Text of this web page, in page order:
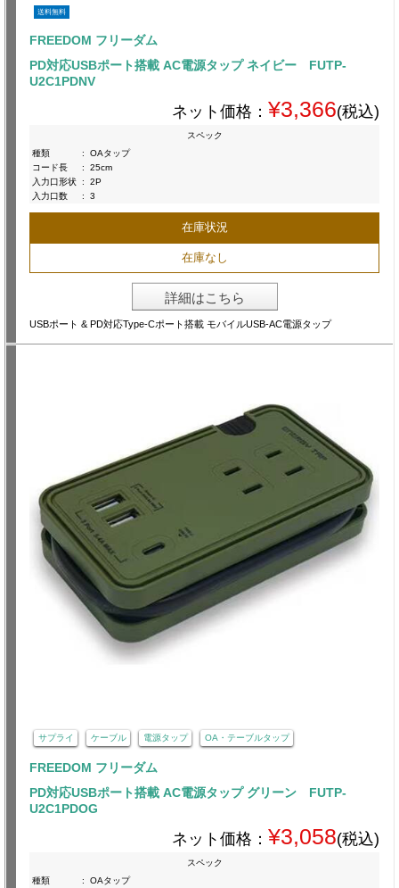
送料無料
FREEDOM フリーダム
PD対応USBポート搭載 AC電源タップ ネイビー FUTP-
U2C1PDNV
ネット価格： ¥3,366(税込)
スペック
種類
:
OAタップ
コード長
:
25cm
入力口形状 :
2P
入力口数
: 3
在庫状況
在庫なし
詳細はこちら
USBポート & PD対応Type-Cポート搭載 モバイルUSB-AC電源タップ
サプライ ケーブル 電源タップ OA・テーブルタップ
FREEDOM フリーダム
PD対応USBポート搭載 AC電源タップ グリーン FUTP-
U2C1PDOG
ネット価格： ¥3,058(税込)
スペック
種類
:
OAタップ